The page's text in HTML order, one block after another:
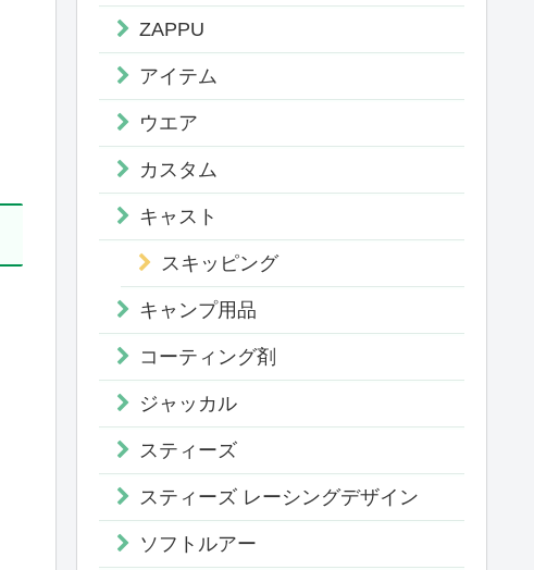
ZAPPU
アイテム
ウエア
カスタム
キャスト
スキッピング
キャンプ用品
コーティング剤
ジャッカル
スティーズ
スティーズ レーシングデザイン
ソフトルアー